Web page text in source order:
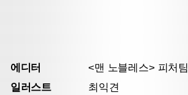
에디터
<맨 노블레스> 피처팀
일러스트
최익견